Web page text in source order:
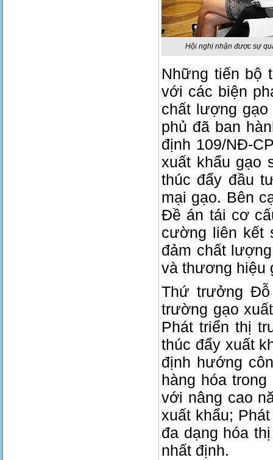
Hội nghị nhận được sự
Những tiến bộ
với các biện
chất lượng gạo
phủ đã ban
định 109/NĐ-
xuất khẩu gạo
thúc đẩy đầu
mại gạo. Bên
Đề án tái cơ
cường liên kết
đảm chất
và thương hiệu
Thứ trưởng Đỗ
trường gạo
Phát triển thị
thúc đẩy xuất
định hướng
hàng hóa
với nâng cao
xuất khẩu;
đa dạng hóa
nhất định.